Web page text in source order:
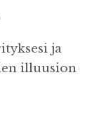
ja
illuusion